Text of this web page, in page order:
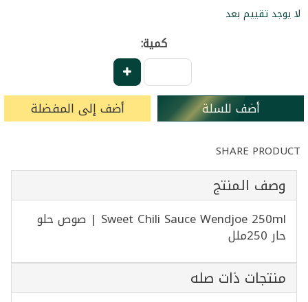
لا يوجد تقييم بعد
كمية:
أضف للسلة أضف إلى المفضلة
SHARE PRODUCT
وصف المنتج
Sweet Chili Sauce Wendjoe 250ml | صوص حلو
حار 250ملل
منتجات ذات صله